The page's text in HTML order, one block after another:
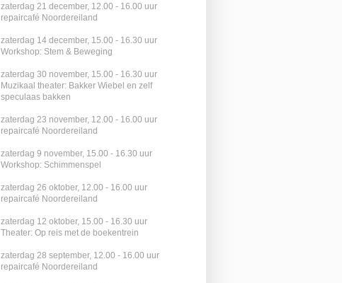
zaterdag 21 december, 12.00 - 16.00 uur
repaircafé Noordereiland
zaterdag 14 december, 15.00 - 16.30 uur
Workshop: Stem & Beweging
zaterdag 30 november, 15.00 - 16.30 uur
Muzikaal theater: Bakker Wiebel en zelf
speculaas bakken
zaterdag 23 november, 12.00 - 16.00 uur
repaircafé Noordereiland
zaterdag 9 november, 15.00 - 16.30 uur
Workshop: Schimmenspel
zaterdag 26 oktober, 12.00 - 16.00 uur
repaircafé Noordereiland
zaterdag 12 oktober, 15.00 - 16.30 uur
Theater: Op reis met de boekentrein
zaterdag 28 september, 12.00 - 16.00 uur
repaircafé Noordereiland